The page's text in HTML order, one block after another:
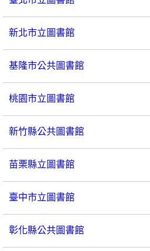
新北市立圖書館
基隆市公共圖書館
桃園市立圖書館
新竹縣公共圖書館
苗栗縣立圖書館
臺中市立圖書館
彰化縣公共圖書館